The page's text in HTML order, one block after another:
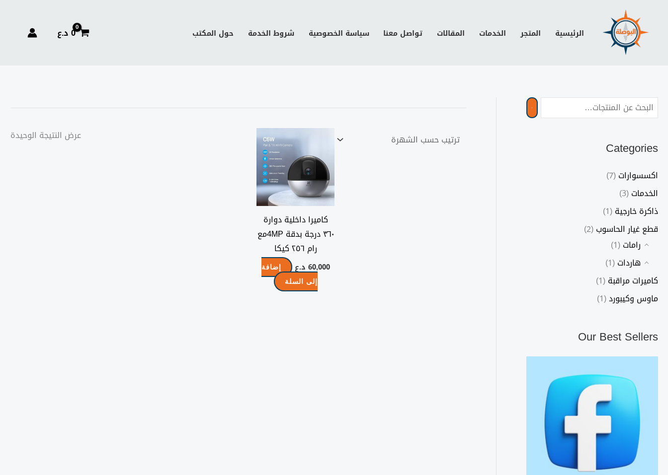
المحتوى
الرئيسية المتجر الخدمات المقالات تواصل معنا سياسة الخصوصية شروط الخدمة حول المكتب 0د.ع
Categories
اكسسوارات(7)
الخدمات(3)
ذاكرة خارجية(1)
قطع غيار الحاسوب(2)
رامات(1)
هاردات(1)
كاميرات مراقبة(1)
ماوس وكيبورد(1)
Our Best Sellers
عرض النتيجة الوحيدة
كاميرا داخلية دوارة
٣٦٠ درجة بدقة 4MPمع
رام ٢٥٦ كيكا
60,000 د.ع
إضافة
إلى السلة